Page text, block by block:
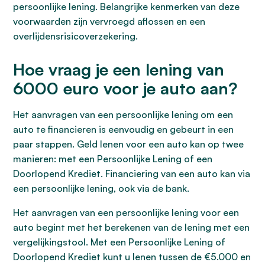
persoonlijke lening. Belangrijke kenmerken van deze
voorwaarden zijn vervroegd aflossen en een
overlijdensrisicoverzekering.
Hoe vraag je een lening van
6000 euro voor je auto aan?
Het aanvragen van een persoonlijke lening om een
auto te financieren is eenvoudig en gebeurt in een
paar stappen. Geld lenen voor een auto kan op twee
manieren: met een Persoonlijke Lening of een
Doorlopend Krediet. Financiering van een auto kan via
een persoonlijke lening, ook via de bank.
Het aanvragen van een persoonlijke lening voor een
auto begint met het berekenen van de lening met een
vergelijkingstool. Met een Persoonlijke Lening of
Doorlopend Krediet kunt u lenen tussen de €5.000 en